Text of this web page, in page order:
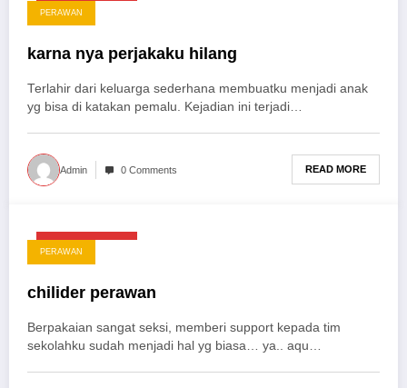
Agustus 22, 2025
PERAWAN
karna nya perjakaku hilang
Terlahir dari keluarga sederhana membuatku menjadi anak
yg bisa di katakan pemalu. Kejadian ini terjadi…
Admin 0 Comments READ MORE
Agustus 19, 2025
PERAWAN
chilider perawan
Berpakaian sangat seksi, memberi support kepada tim
sekolahku sudah menjadi hal yg biasa… ya.. aqu…